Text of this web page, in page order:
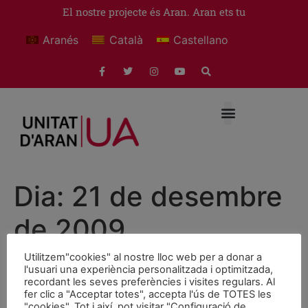
El nostre projecte és Aran. Aran ets tu
Aranés Català Castellano
Dia: 21 de desembre
de 2009
L’ajuntament de Vielha
rebutja la declaració del
Utilitzem"cookies" al nostre lloc web per a donar a
l'usuari una experiència personalitzada i optimitzada,
recordant les seves preferències i visites regulars. Al
fer clic a "Acceptar totes", accepta l'ús de TOTES les